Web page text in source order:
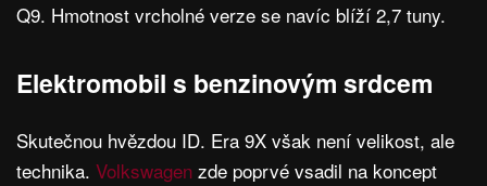
Q9. Hmotnost vrcholné verze se navíc blíží 2,7 tuny.
Elektromobil s benzinovým srdcem
Skutečnou hvězdou ID. Era 9X však není velikost, ale
technika. Volkswagen zde poprvé vsadil na koncept